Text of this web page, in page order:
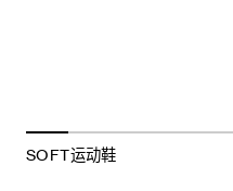
SOFT运动鞋